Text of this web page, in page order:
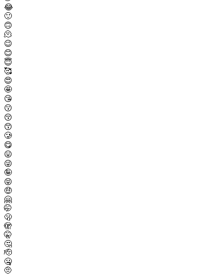
😂
🙂
🙃
🫠
😉
😊
😇
🥰
😍
🤩
😘
😗
😚
😙
🥲
😋
😛
😜
🤪
😝
🤑
🤗
🤭
🫢
🫣
🤫
🤔
🫡
🤐
🤨